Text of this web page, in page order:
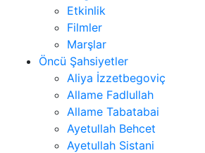
Etkinlik
Filmler
Marşlar
Öncü Şahsiyetler
Aliya İzzetbegoviç
Allame Fadlullah
Allame Tabatabai
Ayetullah Behcet
Ayetullah Sistani